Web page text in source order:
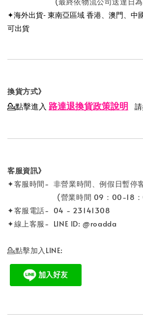
✦海外出貨- 東南亞區域 香港、澳門、中
可出貨
換貨方式》
💁點擊進入 路達退換貨政策說明
客服資訊》
✦客服時間- 非營業時間、例假日暫停
(營業時間 09：00-18：
✦客服電話- 04 - 23141308
✦線上客服- LINE ID: @roadda
💁點擊加入LINE: